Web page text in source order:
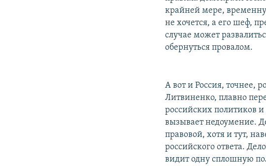
крайней мере,
не хочется, а его шеф,
случае может
обернуться провалом.
А вот и Россия, точнее,
Литвиненко, плавно
российских политиков
вызывает недоумение.
правовой, хотя и тут,
российского ответа.
видит одну сплошную